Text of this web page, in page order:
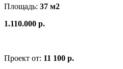
Площадь: 37 м2
1.110.000 р.
Проект от: 11 100 р.